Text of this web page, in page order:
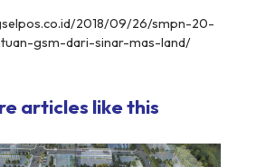
2018/09/26/smpn-20-
gsm-dari-sinar-mas-land/
articles like this